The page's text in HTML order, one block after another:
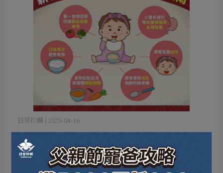
新手爸媽必知！寶寶副食品指南
日芳珍饌 | 2025-04-16
新手爸媽必知！寶寶副食品指南｜日芳珍饌營養推薦 對於
第一次成為爸媽⋯